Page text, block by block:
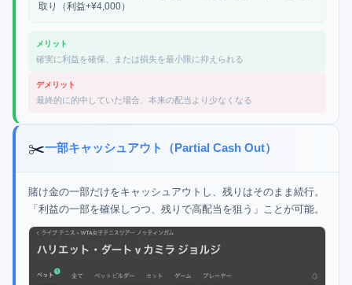
取り（利益+¥4,000）
メリット
確実に利益を確保、または損失を最小限に抑えられる
デメリット
最終的に的中していた場合、本来の配当より少なくなる
✂️一部キャッシュアウト（Partial Cash Out）
賭け金の一部だけをキャッシュアウトし、残りはそのまま続行。
「利益の一部を確保しつつ、残りで高配当を狙う」ことが可能。